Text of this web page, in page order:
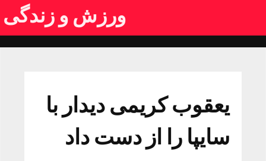
ورزش و زندگی
یعقوب کریمی دیدار با
سایپا را از دست داد